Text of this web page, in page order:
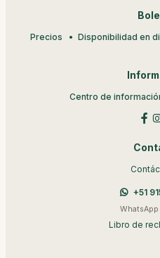
Precios Disponibilidad en
Centro de
+51
WhatsApp
Libro de